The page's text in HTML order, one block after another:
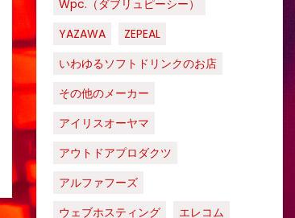
Wpc.（ダブリュピーシー）
YAZAWA
ZEPEAL
いわゆるソフトドリンクのお店
その他のメーカー
アイリスオーヤマ
アウトドアプロダクツ
アルファフーズ
ウェブホスティング
エレコム